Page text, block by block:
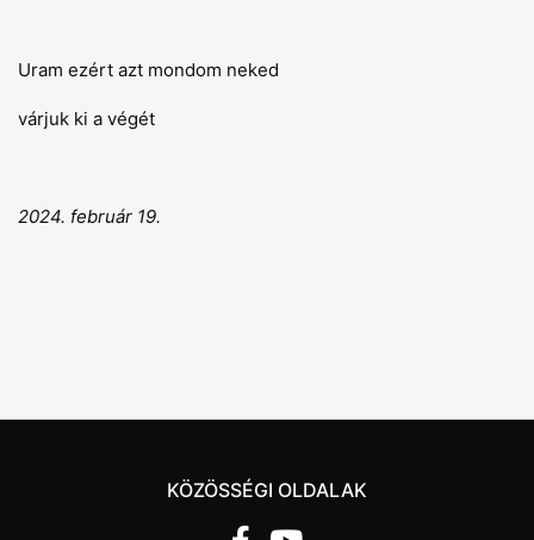
Uram ezért azt mondom neked
várjuk ki a végét
2024. február 19.
KÖZÖSSÉGI OLDALAK